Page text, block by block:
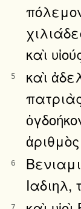
καὶ
5
καὶ
6
Ιαδιηλ,
7